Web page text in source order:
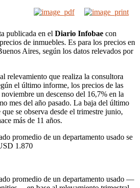
publicada en el Diario Infobae con
de inmuebles. Es para los precios en
Aires, según los datos relevados por
relevamiento que realiza la consultora
el último informe, los precios de las
un descenso del 16,7% en la
mes del año pasado. La baja del último
se observa desde el trimestre junio,
más de 11 años.
promedio de un departamento usado se
1.870
promedio de un departamento usado —